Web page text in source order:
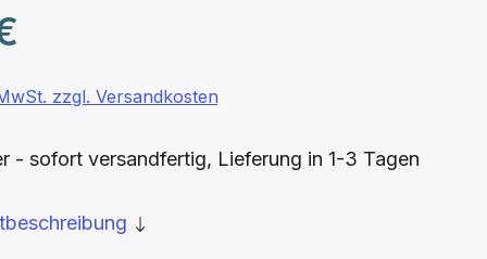
zzgl. Versandkosten
- sofort versandfertig, Lieferung in 1-3 Tagen